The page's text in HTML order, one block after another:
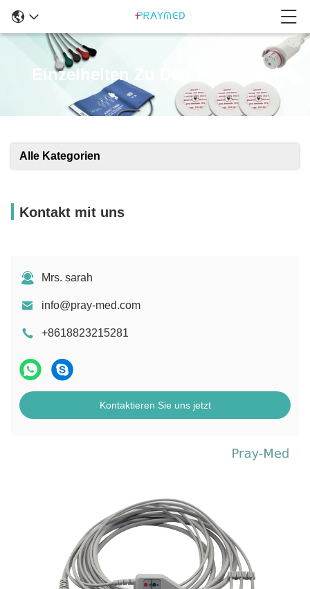
Einzelheiten Zu Den Produkten
Alle Kategorien
Kontakt mit uns
Mrs. sarah
info@pray-med.com
+8618823215281
Kontaktieren Sie uns jetzt